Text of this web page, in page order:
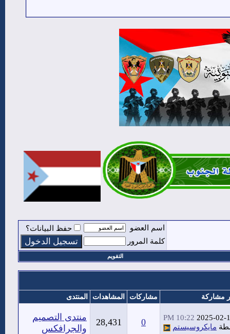
اسم العضو
حفظ البيانات؟
كلمة المرور
التقويم
مشاركة مشاركات المشاهدات المنتدى
2025-02-
10:22 PM
مايكروسيستم 0
28,431
منتدى التصميم
والجرافكس